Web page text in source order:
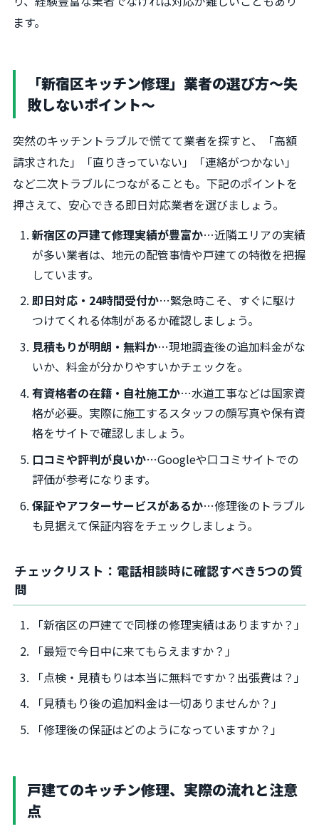
ます。
「新宿区キッチン修理」業者の選び方〜失
敗しないポイント〜
突然のキッチントラブルで慌てて業者を探すと、「高額
請求された」「直りきっていない」「連絡がつかない」
など二次トラブルにつながることも。下記のポイントを
押さえて、安心できる即日対応業者を選びましょう。
新宿区の戸建て修理実績が豊富か…近隣エリアの実績
が多い業者は、地元の配管事情や戸建ての特徴を把握
しています。
即日対応・24時間受付か…緊急時こそ、すぐに駆け
つけてくれる体制があるか確認しましょう。
見積もりが明朗・無料か…現地調査後の追加料金がな
いか、料金が分かりやすいかチェックを。
有資格者の在籍・自社施工か…水道工事などは国家資
格が必要。実際に施工するスタッフの顔写真や保有資
格をサイトで確認しましょう。
口コミや評判が良いか…Googleや口コミサイトでの
評価が参考になります。
保証やアフターサービスがあるか…修理後のトラブル
も見据えて保証内容をチェックしましょう。
チェックリスト：電話相談時に確認すべき5つの質
問
「新宿区の戸建てで同様の修理実績はありますか？」
「最短で今日中に来てもらえますか？」
「点検・見積もりは本当に無料ですか？出張費は？」
「見積もり後の追加料金は一切ありませんか？」
「修理後の保証はどのようになっていますか？」
戸建てのキッチン修理、実際の流れと注意
点